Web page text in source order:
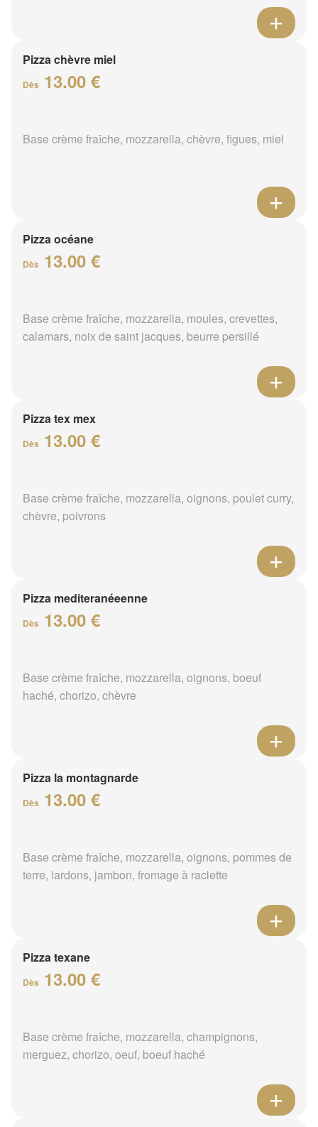
Pizza chèvre miel
Dès 13.00 €
Base crème fraîche, mozzarella, chèvre, figues, miel
Pizza océane
Dès 13.00 €
Base crème fraîche, mozzarella, moules, crevettes,
calamars, noix de saint jacques, beurre persillé
Pizza tex mex
Dès 13.00 €
Base crème fraîche, mozzarella, oignons, poulet curry,
chèvre, poivrons
Pizza mediteranéeenne
Dès 13.00 €
Base crème fraîche, mozzarella, oignons, boeuf
haché, chorizo, chèvre
Pizza la montagnarde
Dès 13.00 €
Base crème fraîche, mozzarella, oignons, pommes de
terre, lardons, jambon, fromage à raclette
Pizza texane
Dès 13.00 €
Base crème fraîche, mozzarella, champignons,
merguez, chorizo, oeuf, boeuf haché